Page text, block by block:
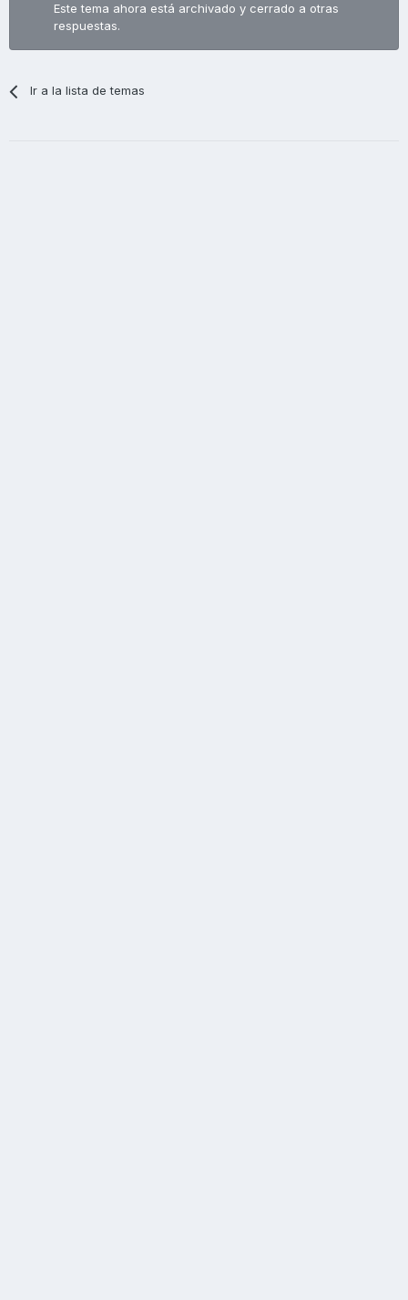
Este tema ahora está archivado y cerrado a otras
respuestas.
Ir a la lista de temas